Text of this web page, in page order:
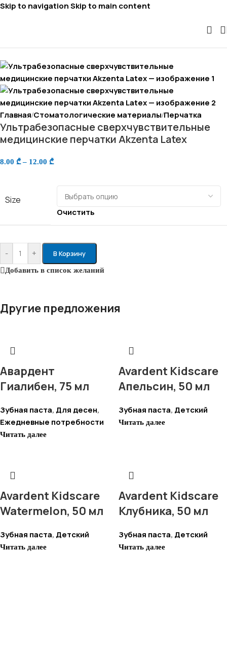
Skip to navigationSkip to main content
Главная/Стоматологические материалы/Перчатка
Ультрабезопасные сверхчувствительные
медицинские перчатки Akzenta Latex
8.00 ₾ – 12.00 ₾
Size
Очистить
- + В Корзину
Добавить в список желаний
Другие предложения
Авардент
Гиалибен, 75 мл
Зубная паста, Для десен,
Ежедневные потребности
Читать далее
Avardent Kidscare
Апельсин, 50 мл
Зубная паста, Детский
Читать далее
Avardent Kidscare
Watermelon, 50 мл
Зубная паста, Детский
Читать далее
Avardent Kidscare
Клубника, 50 мл
Зубная паста, Детский
Читать далее